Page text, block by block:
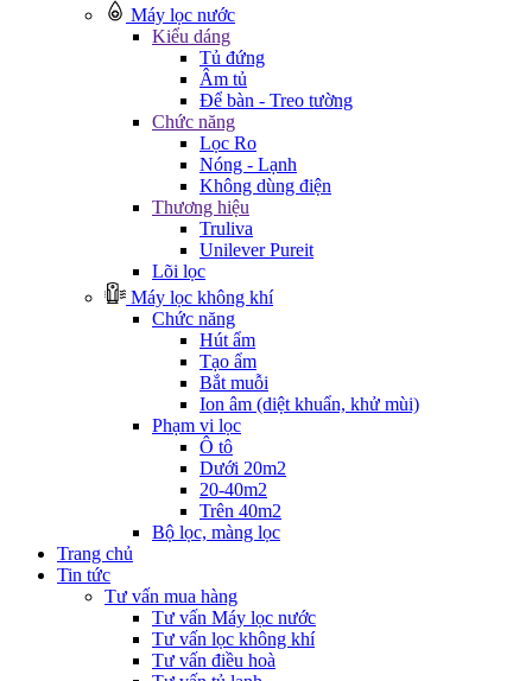
Máy lọc nước
Kiểu dáng
Tủ đứng
Âm tủ
Để bàn - Treo tường
Chức năng
Lọc Ro
Nóng - Lạnh
Không dùng điện
Thương hiệu
Truliva
Unilever Pureit
Lõi lọc
Máy lọc không khí
Chức năng
Hút ẩm
Tạo ẩm
Bắt muỗi
Ion âm (diệt khuẩn, khử mùi)
Phạm vi lọc
Ô tô
Dưới 20m2
20-40m2
Trên 40m2
Bộ lọc, màng lọc
Trang chủ
Tin tức
Tư vấn mua hàng
Tư vấn Máy lọc nước
Tư vấn lọc không khí
Tư vấn điều hoà